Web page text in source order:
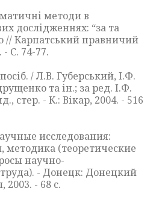
методи в
дослідженнях: “за та
// Карпатський правничий
С. 74-77.
/ Л.В. Губерський, І.Ф.
та ін.; за ред. І.Ф.
стер. - К.: Вікар, 2004. - 516
исследования:
методика (теоретические
научно-
труда). - Донецк: Донецкий
- 68 с.